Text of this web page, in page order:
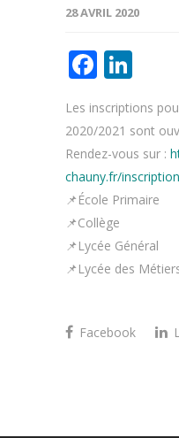
28 AVRIL 2020
Les inscriptions
2020/2021 sont
Rendez-vous sur :
chauny.fr/
📌 École Primaire
📌Collège
📌 Lycée Général
📌 Lycée des
Facebook